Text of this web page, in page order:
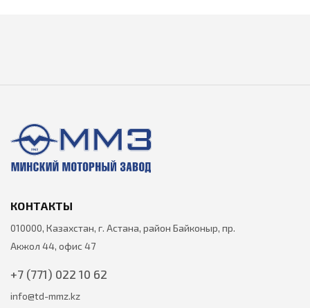
КОНТАКТЫ
010000, Казахстан, г. Астана, район Байконыр, пр.
Акжол 44, офис 47
+7 (771) 022 10 62
info@td-mmz.kz